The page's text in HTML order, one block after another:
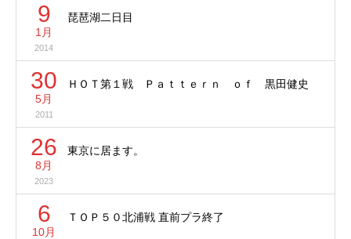
9
1月
2014
琵琶湖二日目
30
5月
2011
ＨＯＴ第１戦 Ｐａｔｔｅｒｎ ｏｆ 黒田健史
26
8月
2023
東京に居ます。
6
10月
ＴＯＰ５０北浦戦 直前プラ終了